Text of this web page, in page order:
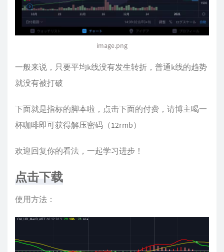
image.png
一般来说，只要平均k线没有发生转折，普通k线的趋势
就没有被打破
下面就是指标的脚本啦，点击下面的付费，请博主喝一
杯咖啡即可获得解压密码（12rmb）
欢迎回复你的看法，一起学习进步！
点击下载
使用方法：